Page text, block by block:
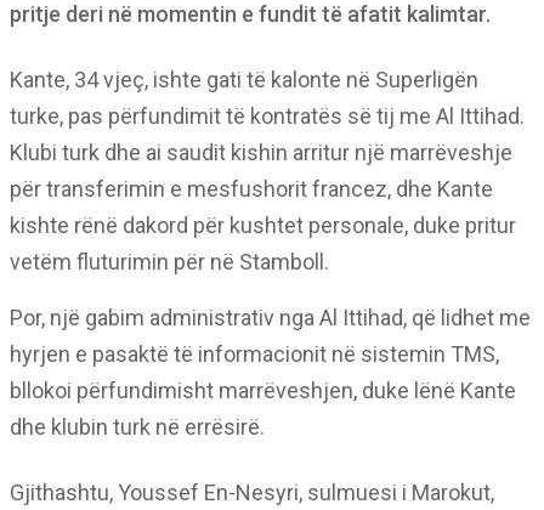
pritje deri në momentin e fundit të afatit kalimtar.
Kante, 34 vjeç, ishte gati të kalonte në Superligën
turke, pas përfundimit të kontratës së tij me Al Ittihad.
Klubi turk dhe ai saudit kishin arritur një marrëveshje
për transferimin e mesfushorit francez, dhe Kante
kishte rënë dakord për kushtet personale, duke pritur
vetëm fluturimin për në Stamboll.
Por, një gabim administrativ nga Al Ittihad, që lidhet me
hyrjen e pasaktë të informacionit në sistemin TMS,
bllokoi përfundimisht marrëveshjen, duke lënë Kante
dhe klubin turk në errësirë.
Gjithashtu, Youssef En-Nesyri, sulmuesi i Marokut,